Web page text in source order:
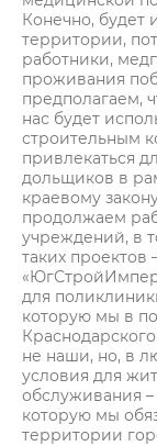
Конечно, будет
территории,
работники,
проживания
предполагаем,
нас будет
строительным
привлекаться
дольщиков в
краевому
продолжаем
учреждений, в
таких проектов
для
которую мы в
не наши, но, в
условия для
обслуживания –
которую мы
территории